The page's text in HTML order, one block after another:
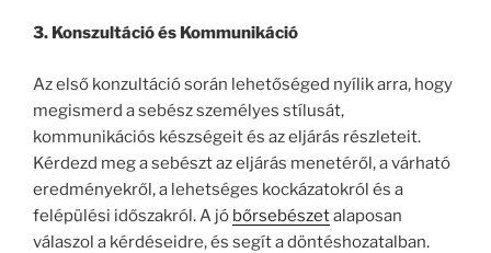
3. Konszultáció és Kommunikáció
Az első konzultáció során lehetőséged nyílik arra, hogy
megismerd a sebész személyes stílusát,
kommunikációs készségeit és az eljárás részleteit.
Kérdezd meg a sebészt az eljárás menetéről, a várható
eredményekről, a lehetséges kockázatokról és a
felépülési időszakról. A jó bőrsebészetalaposan
válaszol a kérdéseidre, és segít a döntéshozatalban.